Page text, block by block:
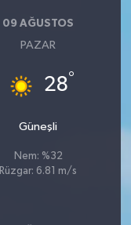
09 AĞUSTOS
PAZAR
28°
Güneşli
Nem: %32
Rüzgar: 6.81 m/s